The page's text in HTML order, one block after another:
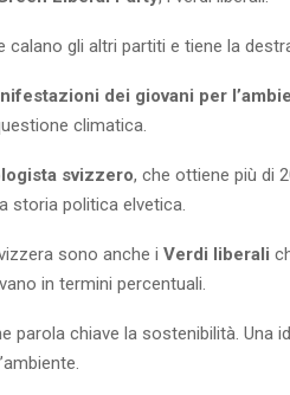
gli altri partiti e tiene la
dei giovani per
climatica.
svizzero, che ottiene più di
storia politica elvetica.
sono anche i Verdi liberali
in termini percentuali.
parola chiave la sostenibilità. Una